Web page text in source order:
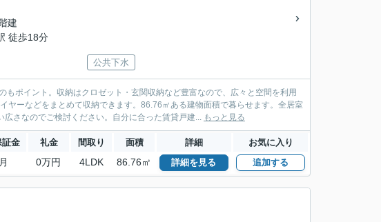
建
徒歩18分
公共下水
ポイント。収納はクロゼット・玄関収納など豊富なので、広々と空間を利用
ヤーなどをまとめて収納できます。86.76㎡ある建物面積で暮らせます。全居室
さなのでご検討ください。自分に合った賃貸戸建... もっと見る
金 礼金 間取り 面積 詳細 お気に入り
0万円 4LDK 86.76㎡ 詳細を見る 追加する